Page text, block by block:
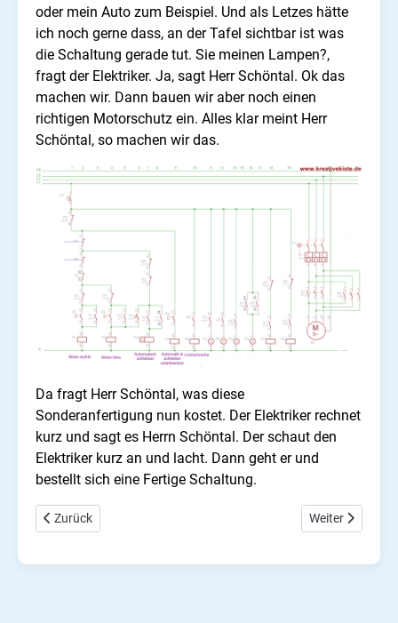
oder mein Auto zum Beispiel. Und als Letzes hätte
ich noch gerne dass, an der Tafel sichtbar ist was
die Schaltung gerade tut. Sie meinen Lampen?,
fragt der Elektriker. Ja, sagt Herr Schöntal. Ok das
machen wir. Dann bauen wir aber noch einen
richtigen Motorschutz ein. Alles klar meint Herr
Schöntal, so machen wir das.
Da fragt Herr Schöntal, was diese
Sonderanfertigung nun kostet. Der Elektriker rechnet
kurz und sagt es Herrn Schöntal. Der schaut den
Elektriker kurz an und lacht. Dann geht er und
bestellt sich eine Fertige Schaltung.
Vorheriger Beitrag: Installationsschaltungen für Haushalt und
Zurück Nächster
Weiter